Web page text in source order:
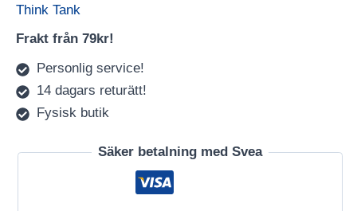
Think Tank
Frakt från 79kr!
Personlig service!
14 dagars returätt!
Fysisk butik
Säker betalning med Svea